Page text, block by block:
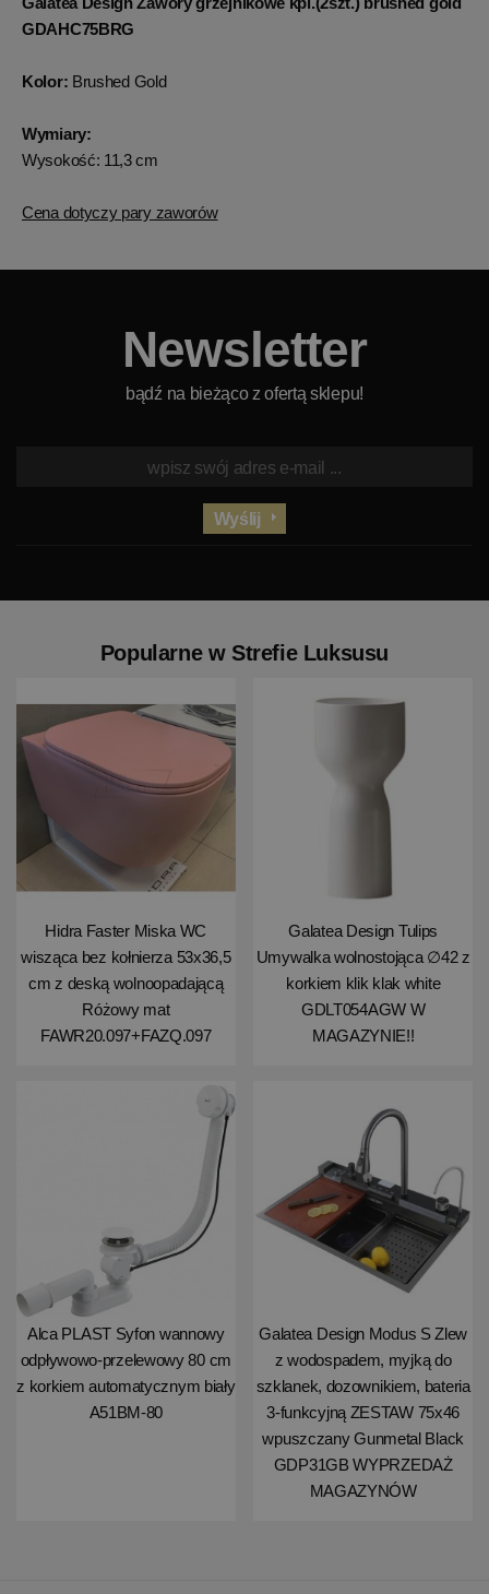
GDAHC75BRG
Kolor: Brushed Gold
Wymiary:
Wysokość: 11,3 cm
Cena dotyczy pary zaworów
Newsletter
bądź na bieżąco z ofertą sklepu!
Wyślij
Popularne w Strefie Luksusu
Hidra Faster Miska WC
wisząca bez kołnierza 53x36,5
cm z deską wolnoopadającą
Różowy mat
FAWR20.097+FAZQ.097
Galatea Design Tulips
Umywalka wolnostojąca ∅42 z
korkiem klik klak white
GDLT054AGW W
MAGAZYNIE!!
Alca PLAST Syfon wannowy
odpływowo-przelewowy 80 cm
z korkiem automatycznym biały
A51BM-80
Galatea Design Modus S Zlew
z wodospadem, myjką do
szklanek, dozownikiem, bateria
3-funkcyjną ZESTAW 75x46
wpuszczany Gunmetal Black
GDP31GB WYPRZEDAŻ
MAGAZYNÓW